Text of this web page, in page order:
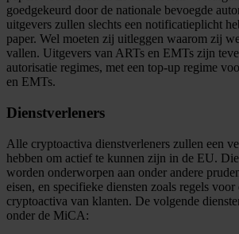
goedgekeurd door de nationale bevoegde
uitgevers zullen slechts een notificatieplicht
paper. Wel moeten zij uitleggen waarom zij
vallen. Uitgevers van ARTs en EMTs zijn
autorisatie regimes, met een top-up regime
en EMTs.
Dienstverleners
Alle cryptoactiva dienstverleners zullen een
hebben om actief te kunnen zijn in de EU.
worden onderworpen aan onder andere
eisen, en specifieke diensten zoals regels
cryptoactiva van klanten. De volgende
onder de MiCA: